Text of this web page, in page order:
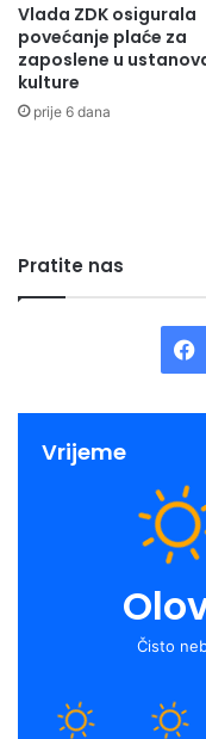
Vlada ZDK osigurala
povećanje plaće za
zaposlene u
kulture
prije 6 dana
Pratite nas
Vrijeme
Čisto